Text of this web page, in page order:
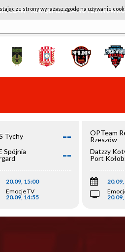
- KSK QEMETICA NOTEĆ
Tychy --
Spójnia
--
20.09, 15:00
Emocje TV
20.09, 14:55
OPTeam
Rzeszów
Datzzy
Port
ze strony wyrażasz zgodę na używanie